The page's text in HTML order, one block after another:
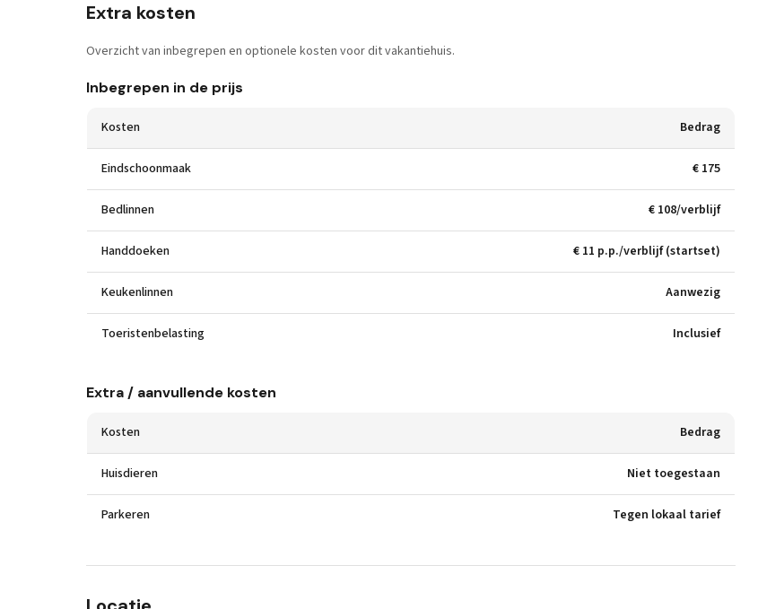
Extra kosten
Overzicht van inbegrepen en optionele kosten voor dit vakantiehuis.
Inbegrepen in de prijs
Kosten Bedrag
Eindschoonmaak € 175
Bedlinnen € 108/verblijf
Handdoeken € 11 p.p./verblijf (startset)
Keukenlinnen Aanwezig
Toeristenbelasting Inclusief
Extra / aanvullende kosten
Kosten Bedrag
Huisdieren Niet toegestaan
Parkeren Tegen lokaal tarief